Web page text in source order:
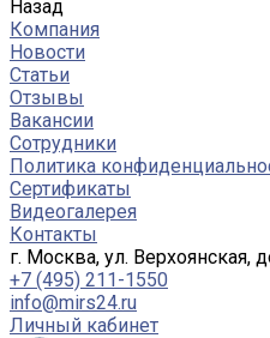
Назад
Компания
Новости
Статьи
Отзывы
Вакансии
Сотрудники
Политика
Сертификаты
Видеогалерея
Контакты
г. Москва, ул. Верхоянская,
+7 (495) 211-1550
info@mirs24.ru
Личный кабинет